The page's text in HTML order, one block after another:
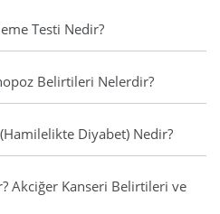
Testi Nedir?
Belirtileri Nelerdir?
Diyabet) Nedir?
Akciğer Kanseri Belirtileri ve